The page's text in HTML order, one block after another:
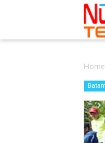
Home
Batam